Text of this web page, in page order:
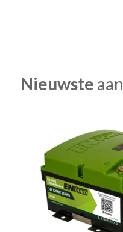
Nieuwste